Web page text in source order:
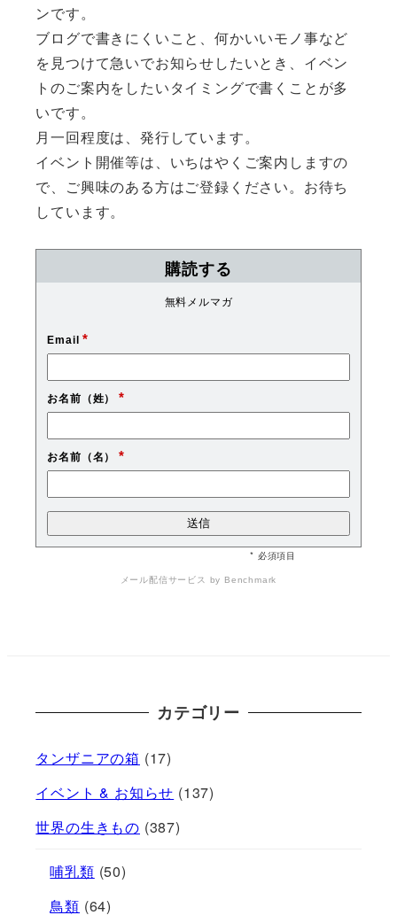
ンです。
ブログで書きにくいこと、何かいいモノ事など
を見つけて急いでお知らせしたいとき、イベン
トのご案内をしたいタイミングで書くことが多
いです。
月一回程度は、発行しています。
イベント開催等は、いちはやくご案内しますの
で、ご興味のある方はご登録ください。お待ち
しています。
購読する
無料メルマガ
Email*
お名前（姓） *
お名前（名） *
* 必須項目
メール配信サービス by Benchmark
カテゴリー
タンザニアの箱 (17)
イベント & お知らせ (137)
世界の生きもの (387)
哺乳類 (50)
鳥類 (64)